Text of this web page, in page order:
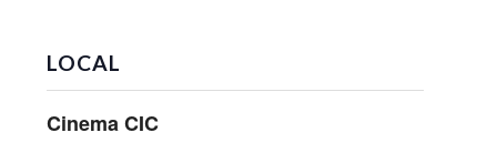
LOCAL
Cinema CIC